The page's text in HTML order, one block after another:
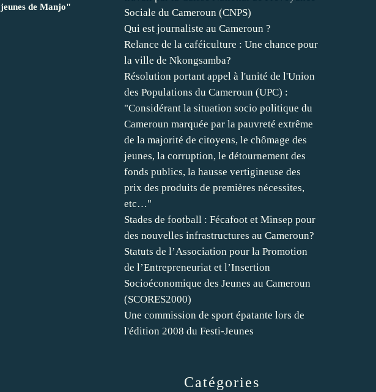
jeunes de Manjo"
Catégories
Sociale du Cameroun (CNPS)
Qui est journaliste au Cameroun ?
Relance de la caféiculture : Une chance pour
la ville de Nkongsamba?
Résolution portant appel à l'unité de l'Union
des Populations du Cameroun (UPC) :
"Considérant la situation socio politique du
Cameroun marquée par la pauvreté extrême
de la majorité de citoyens, le chômage des
jeunes, la corruption, le détournement des
fonds publics, la hausse vertigineuse des
prix des produits de premières nécessites,
etc…"
Stades de football : Fécafoot et Minsep pour
des nouvelles infrastructures au Cameroun?
Statuts de l’Association pour la Promotion
de l’Entrepreneuriat et l’Insertion
Socioéconomique des Jeunes au Cameroun
(SCORES2000)
Une commission de sport épatante lors de
l'édition 2008 du Festi-Jeunes